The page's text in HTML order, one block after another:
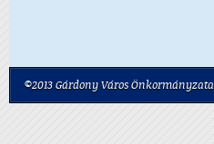
©2013 Gárdony Város Önkormányzata